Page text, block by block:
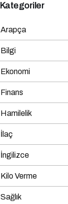
Kategoriler
Arapça
Bilgi
Ekonomi
Finans
Hamilelik
İlaç
İngilizce
Kilo Verme
Sağlık